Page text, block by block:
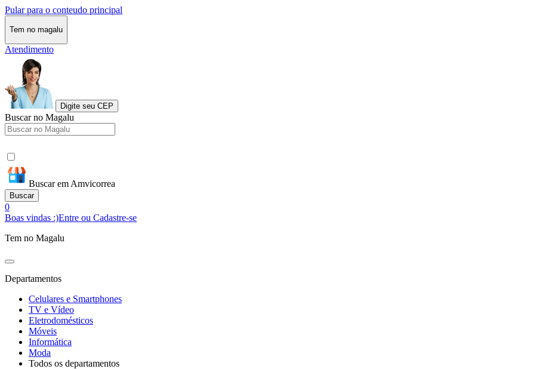
Pular para o conteudo principal
Tem no magalu
Atendimento
Digite seu CEP
Buscar no Magalu
Buscar em Amvicorrea
Buscar
0
Boas vindas :)Entre ou Cadastre-se
Tem no Magalu
Departamentos
Celulares e Smartphones
TV e Vídeo
Eletrodomésticos
Móveis
Informática
Moda
Todos os departamentos